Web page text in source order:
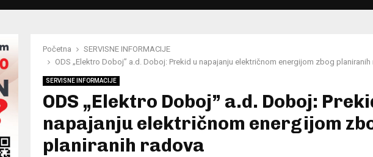
Početna
SERVISNE INFORMACIJE
ODS „Elektro Doboj” a.d. Doboj: Prekid u napajanju električnom energijom zbog planiranih
SERVISNE INFORMACIJE
ODS „Elektro Doboj” a.d. Doboj:
napajanju električnom energijom
planiranih radova